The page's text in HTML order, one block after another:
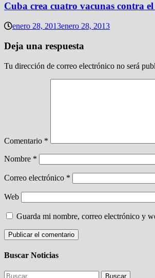
Cuba crea cuatro vacunas contra
enero 28, 2013enero 28, 2013
Deja una respuesta
Tu dirección de correo electrónico no será
Comentario *
Nombre *
Correo electrónico *
Web
Guarda mi nombre, correo electrónico y
Buscar Noticias
Buscar: